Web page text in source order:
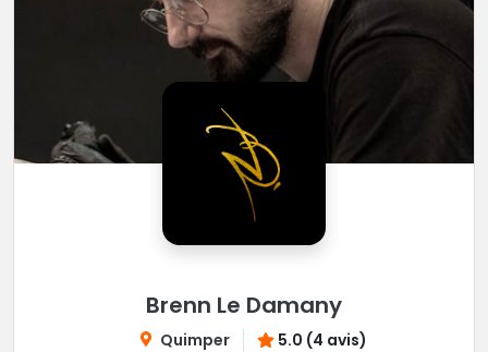
Brenn Le Damany
Quimper 5.0 (4 avis)